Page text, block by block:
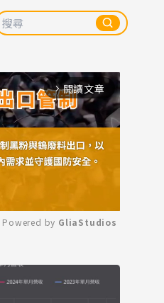
arrow_forward_ios 閱讀文章
Mute
Powered by GliaStudios